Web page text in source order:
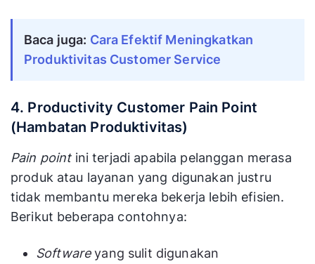
Baca juga: Cara Efektif Meningkatkan
Produktivitas Customer Service
4. Productivity Customer Pain Point
(Hambatan Produktivitas)
Pain pointini terjadi apabila pelanggan merasa
produk atau layanan yang digunakan justru
tidak membantu mereka bekerja lebih efisien.
Berikut beberapa contohnya:
Softwareyang sulit digunakan